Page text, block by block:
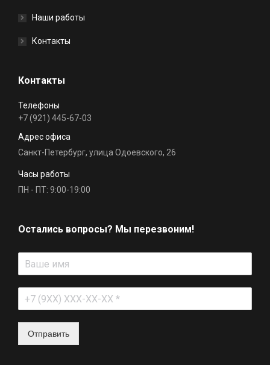
Наши работы
Контакты
Контакты
Телефоны
+7 (921) 445-67-03
Адрес офиса
Санкт-Петербург, улица Одоевского, 26
Часы работы
ПН - ПТ: 9:00-19:00
Остались вопросы? Мы перезвоним!
Отправить